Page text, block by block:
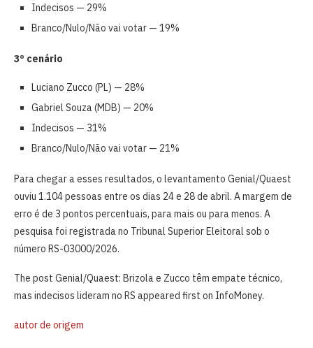
Indecisos — 29%
Branco/Nulo/Não vai votar — 19%
3º cenário
Luciano Zucco (PL) — 28%
Gabriel Souza (MDB) — 20%
Indecisos — 31%
Branco/Nulo/Não vai votar — 21%
Para chegar a esses resultados, o levantamento Genial/Quaest
ouviu 1.104 pessoas entre os dias 24 e 28 de abril. A margem de
erro é de 3 pontos percentuais, para mais ou para menos. A
pesquisa foi registrada no Tribunal Superior Eleitoral sob o
número RS-03000/2026.
The post Genial/Quaest: Brizola e Zucco têm empate técnico,
mas indecisos lideram no RS appeared first on InfoMoney.
autor de origem